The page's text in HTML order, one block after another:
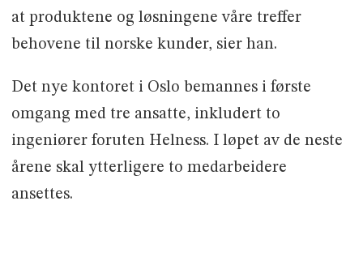
at produktene og løsningene våre treffer
behovene til norske kunder, sier han.
Det nye kontoret i Oslo bemannes i første
omgang med tre ansatte, inkludert to
ingeniører foruten Helness. I løpet av de neste
årene skal ytterligere to medarbeidere
ansettes.